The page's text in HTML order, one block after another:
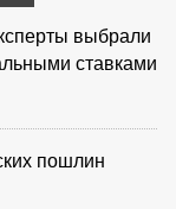
выбрали
ставками
пошлин